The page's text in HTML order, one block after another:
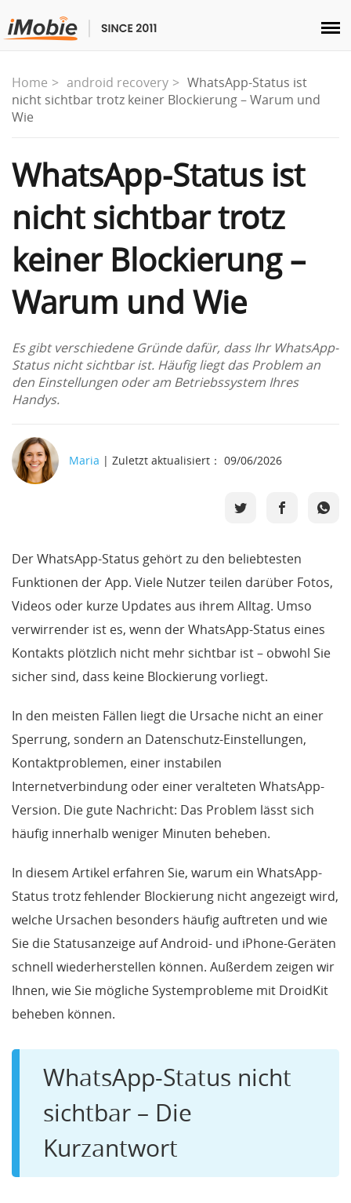
Entsperren & Wiederherstellen
Übertragen
Multimedia
Dienstprogramme
Lösungen
Store
Herunterladen
Support
Languages
Home android recovery
WhatsApp-Status ist
nicht sichtbar trotz keiner Blockierung – Warum und
Wie
WhatsApp-Status ist
nicht sichtbar trotz
keiner Blockierung –
Warum und Wie
Es gibt verschiedene Gründe dafür, dass Ihr WhatsApp-
Status nicht sichtbar ist. Häufig liegt das Problem an
den Einstellungen oder am Betriebssystem Ihres
Handys.
Maria | Zuletzt aktualisiert： 09/06/2026
Der WhatsApp-Status gehört zu den beliebtesten
Funktionen der App. Viele Nutzer teilen darüber Fotos,
Videos oder kurze Updates aus ihrem Alltag. Umso
verwirrender ist es, wenn der WhatsApp-Status eines
Kontakts plötzlich nicht mehr sichtbar ist – obwohl Sie
sicher sind, dass keine Blockierung vorliegt.
In den meisten Fällen liegt die Ursache nicht an einer
Sperrung, sondern an Datenschutz-Einstellungen,
Kontaktproblemen, einer instabilen
Internetverbindung oder einer veralteten WhatsApp-
Version. Die gute Nachricht: Das Problem lässt sich
häufig innerhalb weniger Minuten beheben.
In diesem Artikel erfahren Sie, warum ein WhatsApp-
Status trotz fehlender Blockierung nicht angezeigt wird,
welche Ursachen besonders häufig auftreten und wie
Sie die Statusanzeige auf Android- und iPhone-Geräten
schnell wiederherstellen können. Außerdem zeigen wir
Ihnen, wie Sie mögliche Systemprobleme mit DroidKit
beheben können.
WhatsApp-Status nicht
sichtbar – Die
Kurzantwort